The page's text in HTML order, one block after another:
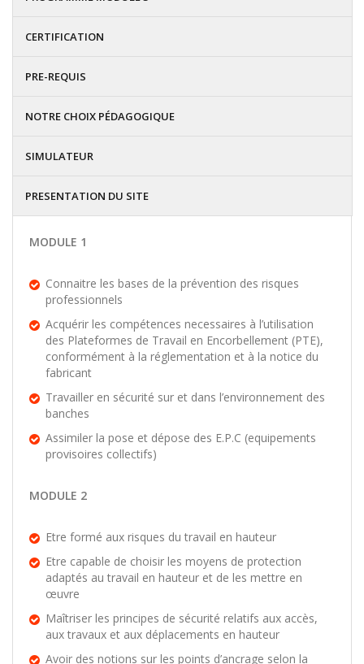
CERTIFICATION
PRE-REQUIS
NOTRE CHOIX PÉDAGOGIQUE
SIMULATEUR
PRESENTATION DU SITE
MODULE 1
Connaitre les bases de la prévention des risques
professionnels
Acquérir les compétences necessaires à l’utilisation
des Plateformes de Travail en Encorbellement (PTE),
conformément à la réglementation et à la notice du
fabricant
Travailler en sécurité sur et dans l’environnement des
banches
Assimiler la pose et dépose des E.P.C (equipements
provisoires collectifs)
MODULE 2
Etre formé aux risques du travail en hauteur
Etre capable de choisir les moyens de protection
adaptés au travail en hauteur et de les mettre en
œuvre
Maîtriser les principes de sécurité relatifs aux accès,
aux travaux et aux déplacements en hauteur
Avoir des notions sur les points d’ancrage selon la